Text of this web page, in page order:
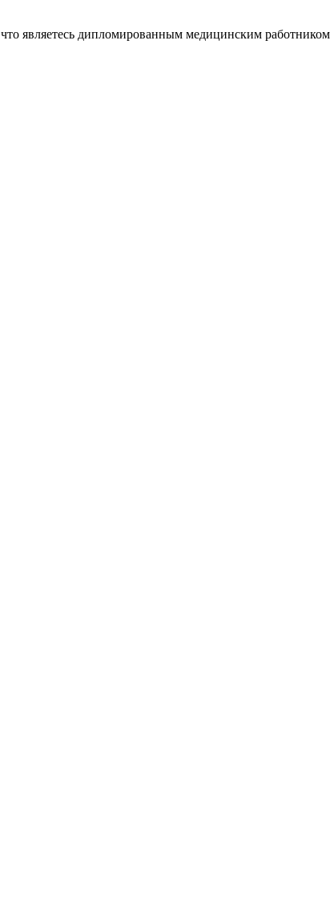
являетесь дипломированным медицинским работником